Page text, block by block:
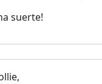
suerte!